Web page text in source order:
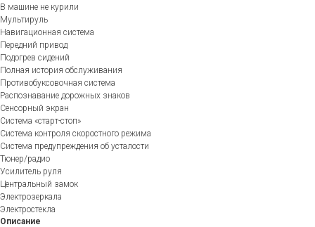
В машине не курили
Мультируль
Навигационная система
Передний привод
Подогрев сидений
Полная история обслуживания
Противобуксовочная система
Распознавание дорожных знаков
Сенсорный экран
Система «старт-стоп»
Система контроля скоростного режима
Система предупреждения об усталости
Тюнер/радио
Усилитель руля
Центральный замок
Электрозеркала
Электростекла
Описание